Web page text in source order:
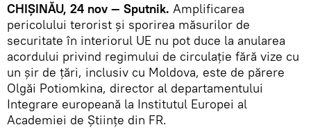
CHIȘINĂU, 24 nov — Sputnik. Amplificarea
pericolului terorist și sporirea măsurilor de
securitate în interiorul UE nu pot duce la anularea
acordului privind regimului de circulație fără vize cu
un șir de țări, inclusiv cu Moldova, este de părere
Olgăi Potiomkina, director al departamentului
Integrare europeană la Institutul Europei al
Academiei de Științe din FR.